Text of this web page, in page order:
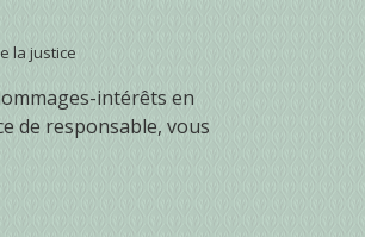
la justice
intérêts en
de responsable, vous